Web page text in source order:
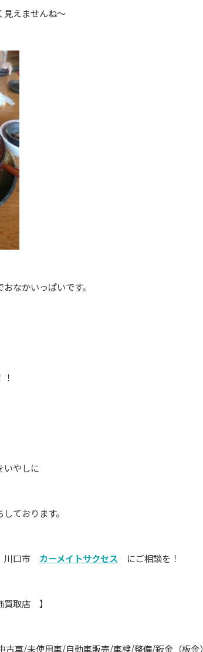
見えませんね～
なかいっぱいです。
いやしに
ております。
川口市 カーメイトサクセス にご相談を！
買取店 】
古車/未使用車/自動車販売/車検/整備/鈑金（板金）